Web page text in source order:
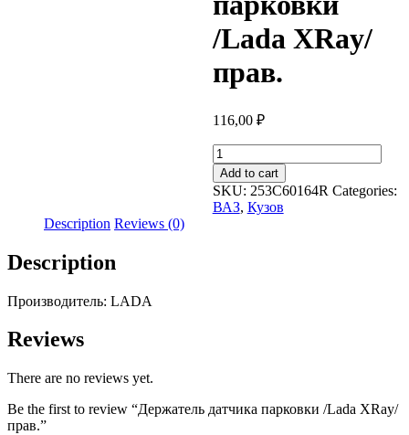
/Lada XRay/
прав.
116,00 ₽
Держатель
датчика
парковки
/Lada
XRay/
Add to cart
SKU: 253C60164R Categories:
ВАЗ, Кузов
Description Reviews (0)
Description
Производитель: LADA
Reviews
There are no reviews yet.
Be the first to review “Держатель датчика парковки /Lada XRay/
прав.”